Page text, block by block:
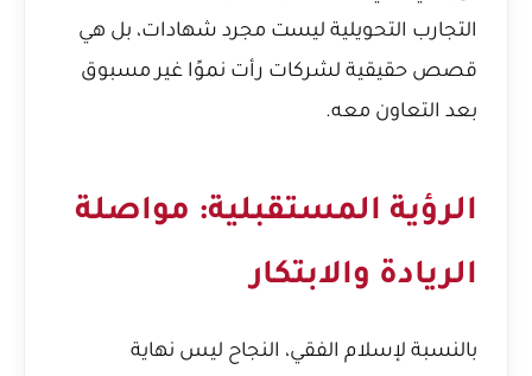
التجارب التحويلية ليست مجرد شهادات، بل هي
قصص حقيقية لشركات رأت نموًا غير مسبوق
بعد التعاون معه.
الرؤية المستقبلية: مواصلة
الريادة والابتكار
بالنسبة لإسلام الفقي، النجاح ليس نهاية